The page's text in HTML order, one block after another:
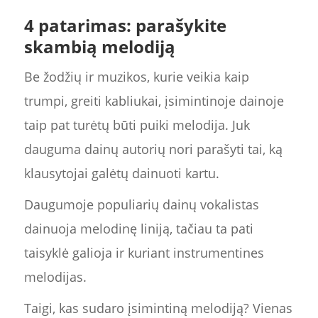
4 patarimas: parašykite
skambią melodiją
Be žodžių ir muzikos, kurie veikia kaip
trumpi, greiti kabliukai, įsimintinoje dainoje
taip pat turėtų būti puiki melodija. Juk
dauguma dainų autorių nori parašyti tai, ką
klausytojai galėtų dainuoti kartu.
Daugumoje populiarių dainų vokalistas
dainuoja melodinę liniją, tačiau ta pati
taisyklė galioja ir kuriant instrumentines
melodijas.
Taigi, kas sudaro įsimintiną melodiją? Vienas